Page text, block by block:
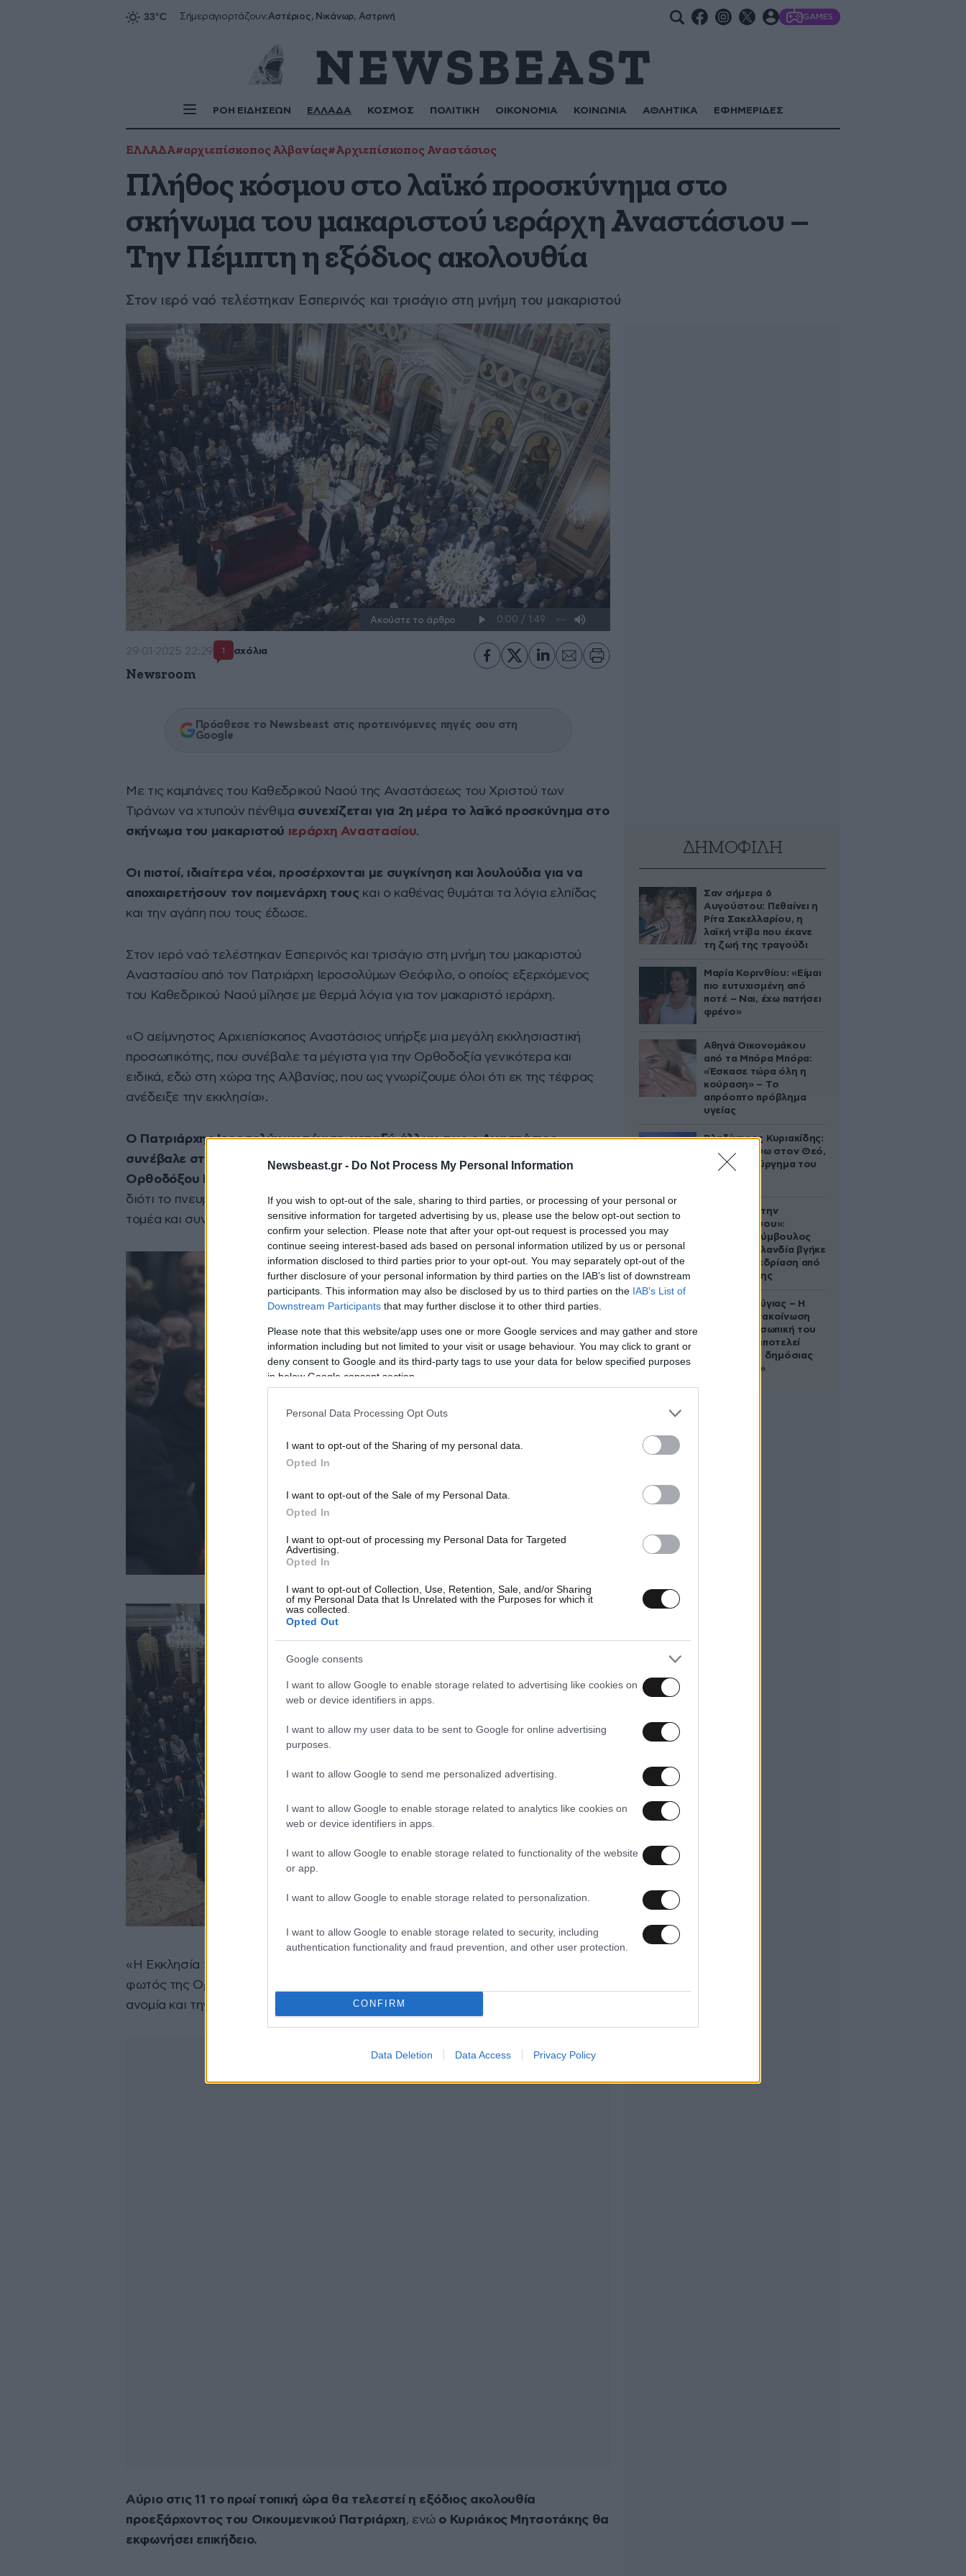
Newsbeast.gr - Do Not Process My Personal Information
If you wish to opt-out of the sale, sharing to third parties, or processing of your personal or
sensitive information for targeted advertising by us, please use the below opt-out section to
confirm your selection. Please note that after your opt-out request is processed you may
continue seeing interest-based ads based on personal information utilized by us or personal
information disclosed to third parties prior to your opt-out. You may separately opt-out of the
further disclosure of your personal information by third parties on the IAB’s list of downstream
participants. This information may also be disclosed by us to third parties on the IAB’s List of
Downstream Participants that may further disclose it to other third parties.
Please note that this website/app uses one or more Google services and may gather and store
information including but not limited to your visit or usage behaviour. You may click to grant or
deny consent to Google and its third-party tags to use your data for below specified purposes
in below Google consent section.
Personal Data Processing Opt Outs
I want to opt-out of the Sharing of my personal data.
Opted In
I want to opt-out of the Sale of my Personal Data.
Opted In
I want to opt-out of processing my Personal Data for Targeted
Advertising.
Opted In
I want to opt-out of Collection, Use, Retention, Sale, and/or Sharing
of my Personal Data that Is Unrelated with the Purposes for which it
was collected.
Opted Out
Google consents
I want to allow Google to enable storage related to advertising like cookies on
web or device identifiers in apps.
I want to allow my user data to be sent to Google for online advertising
purposes.
I want to allow Google to send me personalized advertising.
I want to allow Google to enable storage related to analytics like cookies on
web or device identifiers in apps.
I want to allow Google to enable storage related to functionality of the website
or app.
I want to allow Google to enable storage related to personalization.
I want to allow Google to enable storage related to security, including
authentication functionality and fraud prevention, and other user protection.
CONFIRM
Data Deletion Data Access Privacy Policy
Σήμεραγιορτάζουν:Αστέριος, Νικάνωρ, Αστρινή GAMES
ΡΟΗ ΕΙΔΗΣΕΩΝ ΕΛΛΑΔΑ ΚΟΣΜΟΣ ΠΟΛΙΤΙΚΗ ΟΙΚΟΝΟΜΙΑ ΚΟΙΝΩΝΙΑ ΑΘΛΗΤΙΚΑ ΕΦΗΜΕΡΙΔΕΣ
ΕΛΛΑΔΑ#αρχιεπίσκοπος Αλβανίας#Αρχιεπίσκοπος Αναστάσιος
Πλήθος κόσμου στο λαϊκό προσκύνημα στο
σκήνωμα του μακαριστού ιεράρχη Αναστάσιου –
Την Πέμπτη η εξόδιος ακολουθία
Στον ιερό ναό τελέστηκαν Εσπερινός και τρισάγιο στη μνήμη του μακαριστού
Ακούστε το άρθρο
29·01·2025 22:29 1 σχόλια
Newsroom
Πρόσθεσε το Newsbeast στις προτεινόμενες πηγές σου στη
Google
Με τις καμπάνες του Καθεδρικού Ναού της Αναστάσεως του Χριστού των
Τιράνων να χτυπούν πένθιμα συνεχίζεται για 2η μέρα το λαϊκό προσκύνημα στο
σκήνωμα του μακαριστού ιεράρχη Αναστασίου.
Οι πιστοί, ιδιαίτερα νέοι, προσέρχονται με συγκίνηση και λουλούδια για να
αποχαιρετήσουν τον ποιμενάρχη τους και ο καθένας θυμάται τα λόγια ελπίδας
και την αγάπη που τους έδωσε.
Στον ιερό ναό τελέστηκαν Εσπερινός και τρισάγιο στη μνήμη του μακαριστού
Αναστασίου από τον Πατριάρχη Ιεροσολύμων Θεόφιλο, ο οποίος εξερχόμενος
του Καθεδρικού Ναού μίλησε με θερμά λόγια για τον μακαριστό ιεράρχη.
«Ο αείμνηστος Αρχιεπίσκοπος Αναστάσιος υπήρξε μια μεγάλη εκκλησιαστική
προσωπικότης, που συνέβαλε τα μέγιστα για την Ορθοδοξία γενικότερα και
ειδικά, εδώ στη χώρα της Αλβανίας, που ως γνωρίζουμε όλοι ότι εκ της τέφρας
ανέδειξε την εκκλησία».
Ο Πατριάρχης Ιεροσολύμων τόνισε, μεταξύ άλλων, πως ο Αναστάσιος
συνέβαλε στην ανάδειξη και την ανοικοδόμηση και αναστήλωση της
Ορθοδόξου Εκκλησίας,
διότι το πνευματικό και εκκλησιαστικό του έργο επεκτάθηκε και στον κοινωνικό
τομέα και συνέχισε:
«Η Εκκλησία της Αλβανίας, είναι μια ζώσα Εκκλησία, η οποία αποτελεί φάρο του
φωτός της Ορθοδοξίας μέσα σε έναν κόσμο που υποφέρει από τη σύγχυση, την
ανομία και την ακαταστασία».
Αύριο στις 11 το πρωί τοπική ώρα θα τελεστεί η εξόδιος ακολουθία
προεξάρχοντος του Οικουμενικού Πατριάρχη, ενώο Κυριάκος Μητσοτάκης θα
εκφωνήσει επικήδειο.
ΔΗΜΟΦΙΛΗ
Σαν σήμερα 6
Αυγούστου: Πεθαίνει η
Ρίτα Σακελλαρίου, η
λαϊκή ντίβα που έκανε
τη ζωή της τραγούδι
Μαρία Κορινθίου: «Είμαι
πιο ευτυχισμένη από
ποτέ – Ναι, έχω πατήσει
φρένο»
Αθηνά Οικονομάκου
από τα Μπόρα Μπόρα:
«Έσκασε τώρα όλη η
κούραση» – Το
απρόοπτο πρόβλημα
υγείας
Βλαδίμηρος Κυριακίδης:
«Δεν πιστεύω στον Θεό,
είναι δημιούργημα του
«Βλέπουμε την
μπουγάδα σου»:
Δημοτική σύμβουλος
στη Νέα Ζηλανδία βγήκε
live σε συνεδρίαση από
το μπάνιο της
Χρίστος Κούγιας – Η
αυστηρή ανακοίνωση
για την προσωπική του
ζωή: «Δεν αποτελεί
αντικείμενο δημόσιας
συζήτησης»